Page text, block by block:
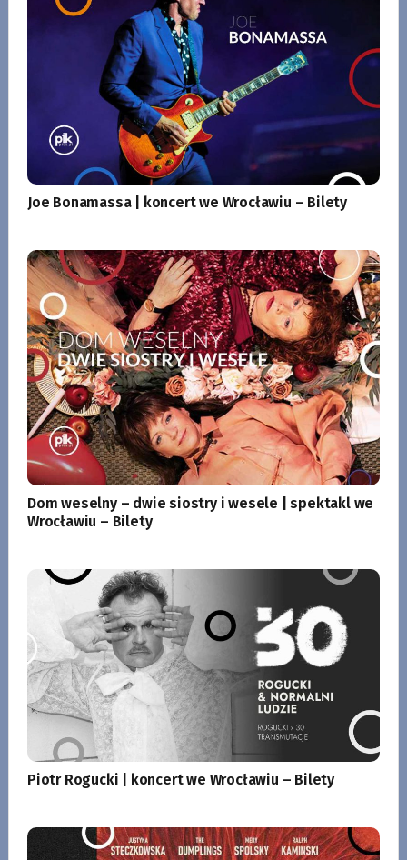
Joe Bonamassa | koncert we Wrocławiu – Bilety
Dom weselny – dwie siostry i wesele | spektakl we
Wrocławiu – Bilety
Piotr Rogucki | koncert we Wrocławiu – Bilety